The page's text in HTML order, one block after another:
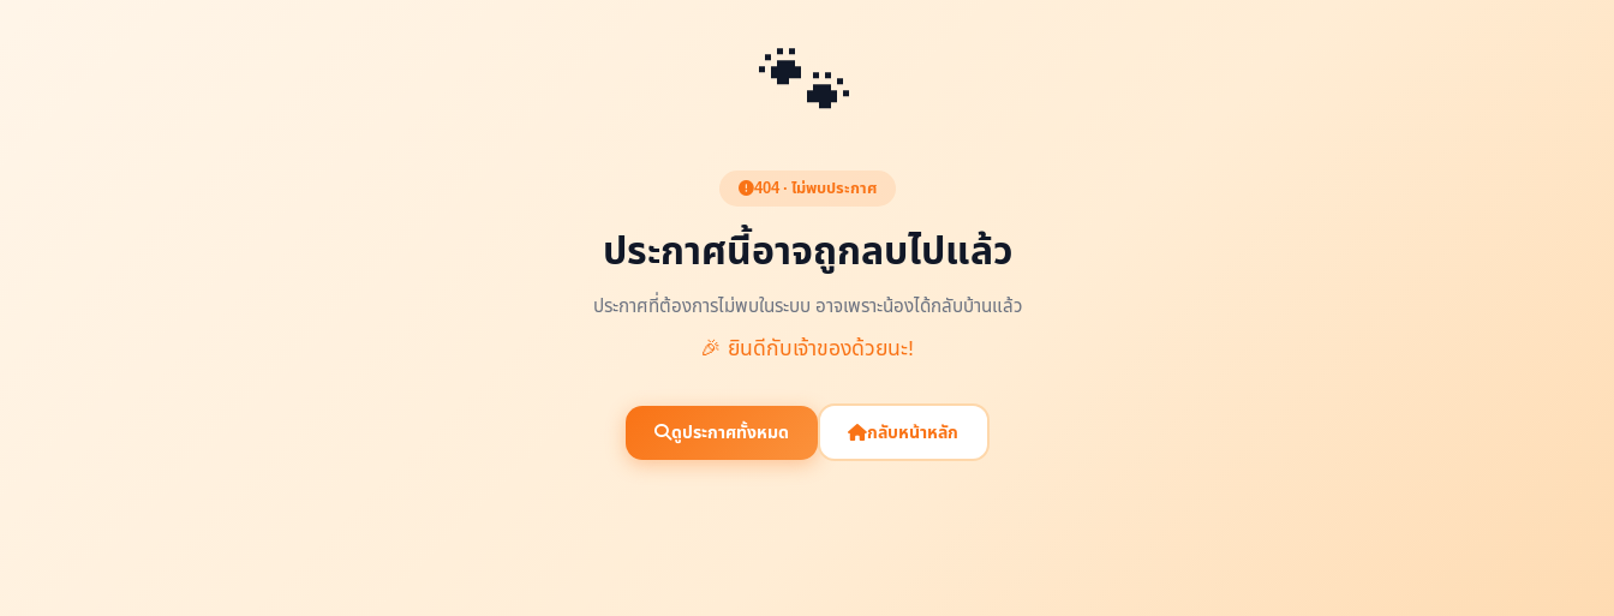
🐾
404 · ไม่พบประกาศ
ประกาศนี้อาจถูกลบไปแล้ว
ประกาศที่ต้องการไม่พบในระบบ อาจเพราะน้องได้กลับบ้านแล้ว
🎉 ยินดีกับเจ้าของด้วยนะ!
ดูประกาศทั้งหมด กลับหน้าหลัก